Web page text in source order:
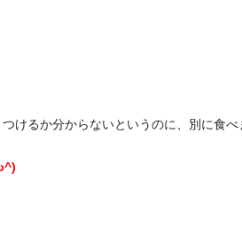
けるか分からないというのに、別に食べ